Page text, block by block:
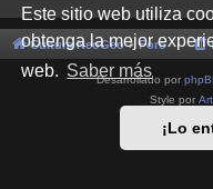
Este sitio web utiliza
obtenga la mejor
web. Saber más
¡Lo
Cultura NeoGeo Foro
Desarrollado por
Style por